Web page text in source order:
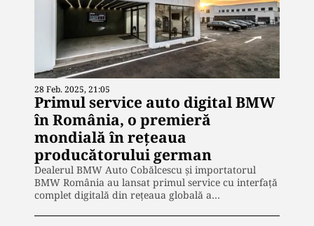
28 Feb. 2025, 21:05
Primul service auto digital BMW
în România, o premieră
mondială în reţeaua
producătorului german
Dealerul BMW Auto Cobălcescu și importatorul
BMW România au lansat primul service cu interfaţă
complet digitală din rețeaua globală a…